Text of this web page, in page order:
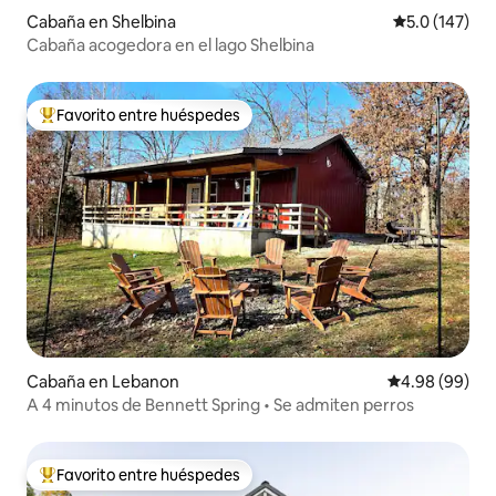
Cabaña en Shelbina Calificación
5.0 (147)
Cabaña acogedora en el lago Shelbina
De los mejores en Favorito entre huéspedes
Favorito entre huéspedes
Cabaña en Lebanon Calificación
4.98 (99)
A 4 minutos de Bennett Spring • Se admiten perros
De los mejores en Favorito entre huéspedes
Favorito entre huéspedes